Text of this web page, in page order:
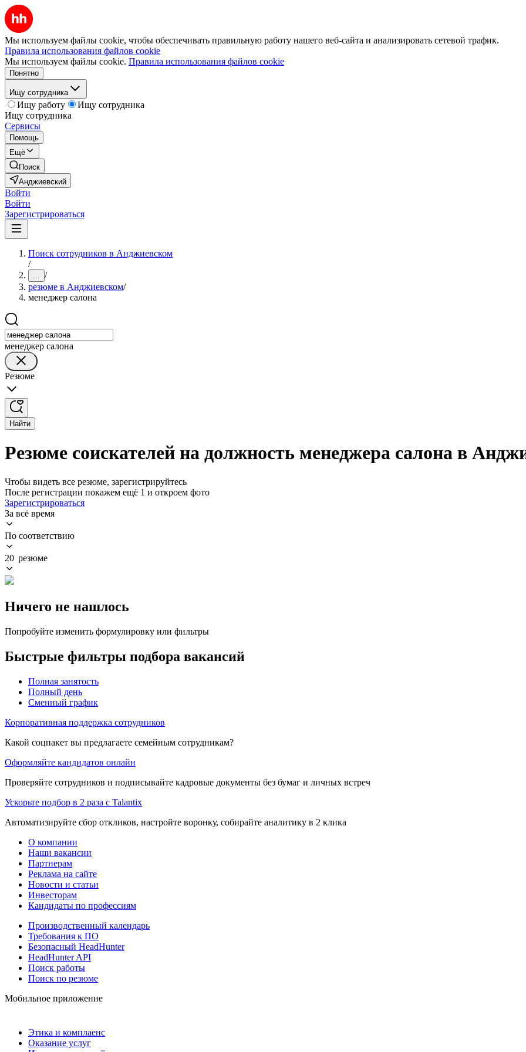
Мы используем файлы cookie, чтобы обеспечивать правильную работу нашего веб-сайта и анализировать сетевой трафик.
Правила использования файлов cookie
Мы используем файлы cookie. Правила использования файлов cookie
Понятно
Ищу сотрудника
Ищу работу
Ищу сотрудника
Ищу сотрудника
Сервисы
Помощь
Ещё
Поиск
Анджиевский
Войти
Войти
Зарегистрироваться
Поиск сотрудников в Анджиевском
/
... /
резюме в Анджиевском/
менеджер салона
менеджер салона
Резюме
Найти
Резюме соискателей на должность менеджера салона в
Чтобы видеть все резюме, зарегистрируйтесь
После регистрации покажем ещё 1 и откроем фото
Зарегистрироваться
За всё время
По соответствию
20 резюме
Ничего не нашлось
Попробуйте изменить формулировку или фильтры
Быстрые фильтры подбора вакансий
Полная занятость
Полный день
Сменный график
Корпоративная поддержка сотрудников
Какой соцпакет вы предлагаете семейным сотрудникам?
Оформляйте кандидатов онлайн
Проверяйте сотрудников и подписывайте кадровые документы без бумаг и личных встреч
Ускорьте подбор в 2 раза с Talantix
Автоматизируйте сбор откликов, настройте воронку, собирайте аналитику в 2 клика
О компании
Наши вакансии
Партнерам
Реклама на сайте
Новости и статьи
Инвесторам
Кандидаты по профессиям
Производственный календарь
Требования к ПО
Безопасный HeadHunter
HeadHunter API
Поиск работы
Поиск по резюме
Мобильное приложение
Этика и комплаенс
Оказание услуг